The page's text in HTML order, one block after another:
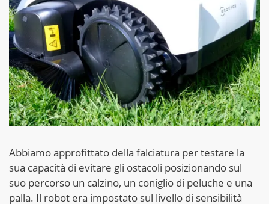
Abbiamo approfittato della falciatura per testare la
sua capacità di evitare gli ostacoli posizionando sul
suo percorso un calzino, un coniglio di peluche e una
palla. Il robot era impostato sul livello di sensibilità